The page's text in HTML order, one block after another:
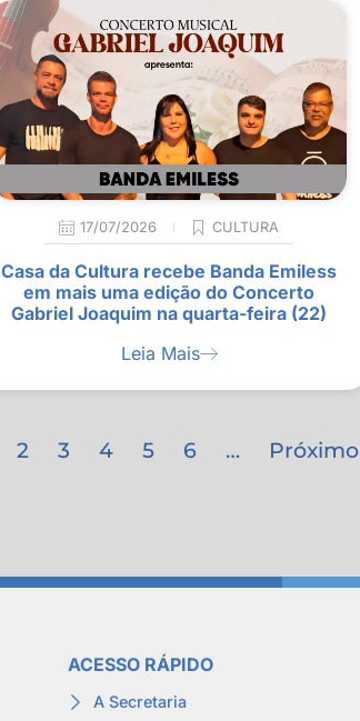
17/07/2026 CULTURA
Casa da Cultura recebe Banda Emiless
em mais uma edição do Concerto
Gabriel Joaquim na quarta-feira (22)
Leia Mais
2 3 4 5 6 … Próximo
ACESSO RÁPIDO
A Secretaria